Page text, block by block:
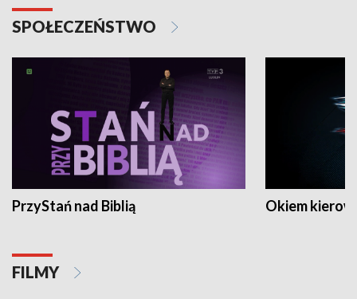
SPOŁECZEŃSTWO
PrzyStań nad Biblią Okiem
FILMY